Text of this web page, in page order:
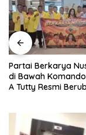
Partai Berkarya
di Bawah
A Tutty Resmi